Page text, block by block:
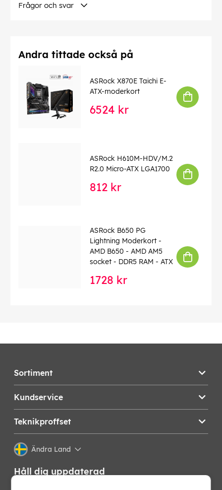
Frågor och svar
Andra tittade också på
ASRock X870E Taichi E-
ATX-moderkort
6524 kr
ASRock H610M-HDV/M.2
R2.0 Micro-ATX LGA1700
812 kr
ASRock B650 PG
Lightning Moderkort -
AMD B650 - AMD AM5
socket - DDR5 RAM - ATX
1728 kr
Sortiment
Kundservice
Teknikproffset
Ändra Land
Håll dig uppdaterad